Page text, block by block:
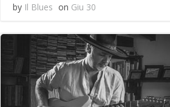
by Il Blues on Giu 30